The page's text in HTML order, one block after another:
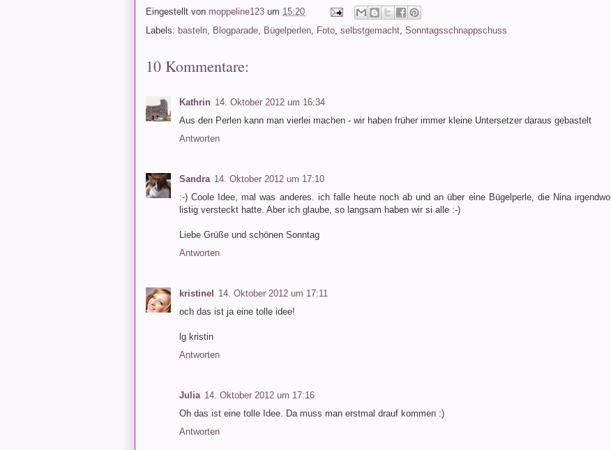
Eingestellt von moppeline123 um 15:20
Labels: basteln Blogparade Bügelperlen Foto selbstgemacht Sonntagsschnappschuss
10 Kommentare:
Kathrin 14. Oktober 2012 um 16:34
Aus den Perlen kann man vierlei machen - wir haben früher immer kleine Untersetzer daraus gebastelt
Antworten
Sandra 14. Oktober 2012 um 17:10
:-) Coole Idee, mal was anderes. ich falle heute noch ab und an über eine Bügelperle, die Nina irgendwo
listig versteckt hatte. Aber ich glaube, so langsam haben wir si alle :-)
Liebe Grüße und schönen Sonntag
Antworten
kristinel
14. Oktober 2012 um 17:11
och das ist ja eine tolle idee!
lg kristin
Antworten
Julia 14. Oktober 2012 um 17:16
Oh das ist eine tolle Idee. Da muss man erstmal drauf kommen :)
Antworten